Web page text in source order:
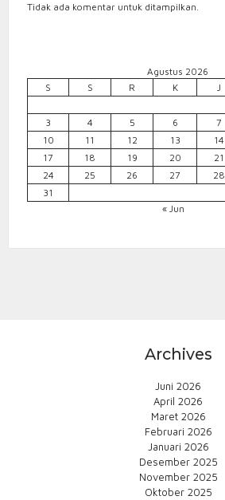
Tidak ada komentar untuk ditampilkan.
Agustus 2026
S
S R K J
3
4 5 6 7
10
11 12 13 14
17
18 19 20 21
24
25 26 27 28
31
« Jun
Archives
Juni 2026
April 2026
Maret 2026
Februari 2026
Januari 2026
Desember 2025
November 2025
Oktober 2025